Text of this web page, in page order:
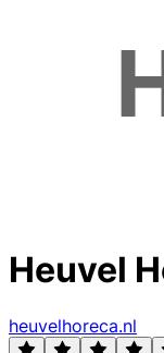
Heuvel
heuvelhoreca.nl